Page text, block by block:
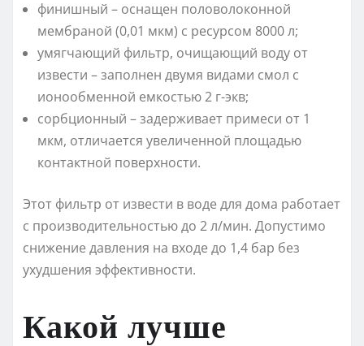
финишный – оснащен половолоконной
мембраной (0,01 мкм) с ресурсом 8000 л;
умягчающий фильтр, очищающий воду от
извести – заполнен двумя видами смол с
ионообменной емкостью 2 г-экв;
сорбционный – задерживает примеси от 1
мкм, отличается увеличенной площадью
контактной поверхности.
Этот фильтр от извести в воде для дома работает
с производительностью до 2 л/мин. Допустимо
снижение давления на входе до 1,4 бар без
ухудшения эффективности.
Какой лучше